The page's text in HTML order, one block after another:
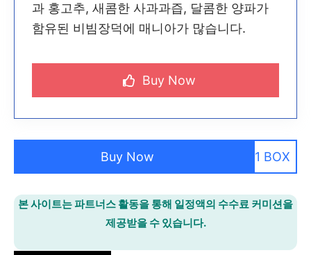
과 홍고추, 새콤한 사과과즙, 달콤한 양파가
함유된 비빔장덕에 매니아가 많습니다.
Buy Now
Buy Now 1 BOX
본 사이트는 파트너스 활동을 통해 일정액의 수수료 커미션을
제공받을 수 있습니다.